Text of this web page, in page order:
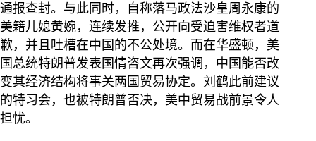
通报查封。与此同时，自称落马政法沙皇周永康的
美籍儿媳黄婉，连续发推，公开向受迫害维权者道
歉，并且吐槽在中国的不公处境。而在华盛顿，美
国总统特朗普发表国情咨文再次强调，中国能否改
变其经济结构将事关两国贸易协定。刘鹤此前建议
的特习会，也被特朗普否决，美中贸易战前景令人
担忧。